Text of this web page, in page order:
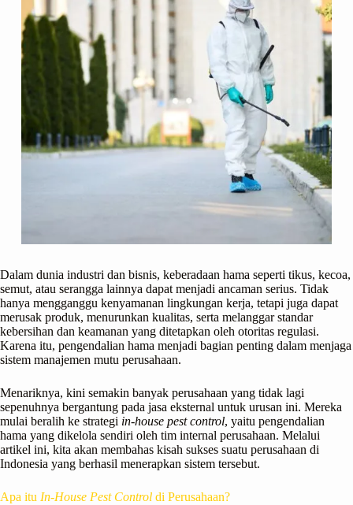
Dalam dunia industri dan bisnis, keberadaan hama seperti tikus, kecoa,
semut, atau serangga lainnya dapat menjadi ancaman serius. Tidak
hanya mengganggu kenyamanan lingkungan kerja, tetapi juga dapat
merusak produk, menurunkan kualitas, serta melanggar standar
kebersihan dan keamanan yang ditetapkan oleh otoritas regulasi.
Karena itu, pengendalian hama menjadi bagian penting dalam menjaga
sistem manajemen mutu perusahaan.
Menariknya, kini semakin banyak perusahaan yang tidak lagi
sepenuhnya bergantung pada jasa eksternal untuk urusan ini. Mereka
mulai beralih ke strategi in-house pest control, yaitu pengendalian
hama yang dikelola sendiri oleh tim internal perusahaan. Melalui
artikel ini, kita akan membahas kisah sukses suatu perusahaan di
Indonesia yang berhasil menerapkan sistem tersebut.
Apa itu In-House Pest Control di Perusahaan?